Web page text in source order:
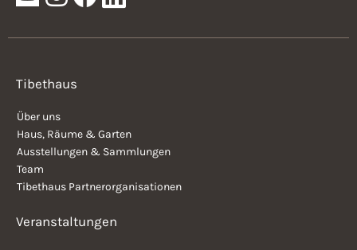
Tibethaus
Über uns
Haus, Räume & Garten
Ausstellungen & Sammlungen
Team
Tibethaus Partnerorganisationen
Veranstaltungen